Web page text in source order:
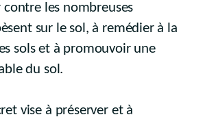
les nombreuses
sur le sol, à remédier à la
sols et à promouvoir une
du sol.
vise à préserver et à